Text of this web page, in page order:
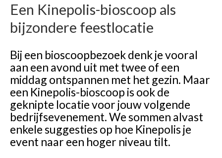
Een Kinepolis-bioscoop als
bijzondere feestlocatie
Bij een bioscoopbezoek denk je vooral
aan een avond uit met twee of een
middag ontspannen met het gezin. Maar
een Kinepolis-bioscoop is ook de
geknipte locatie voor jouw volgende
bedrijfsevenement. We sommen alvast
enkele suggesties op hoe Kinepolis je
event naar een hoger niveau tilt.